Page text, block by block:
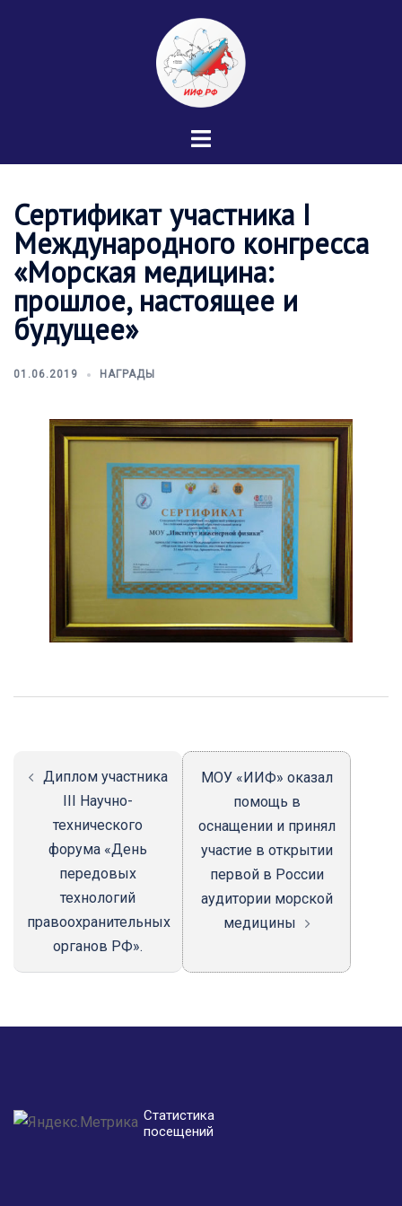
Переключатель
Сертификат участника I
Международного конгресса
«Морская медицина:
прошлое, настоящее и
будущее»
01.06.2019 НАГРАДЫ
Навигация
Диплом участника
III Научно-
технического
форума «День
передовых
технологий
правоохранительных
органов РФ».
МОУ «ИИФ» оказал
помощь в
оснащении и принял
участие в открытии
первой в России
аудитории морской
медицины
Статистика
посещений